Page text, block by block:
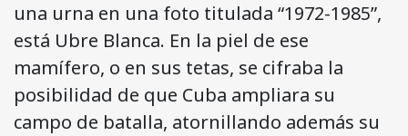
una urna en una foto titulada “1972-1985”,
está Ubre Blanca. En la piel de ese
mamífero, o en sus tetas, se cifraba la
posibilidad de que Cuba ampliara su
campo de batalla, atornillando además su